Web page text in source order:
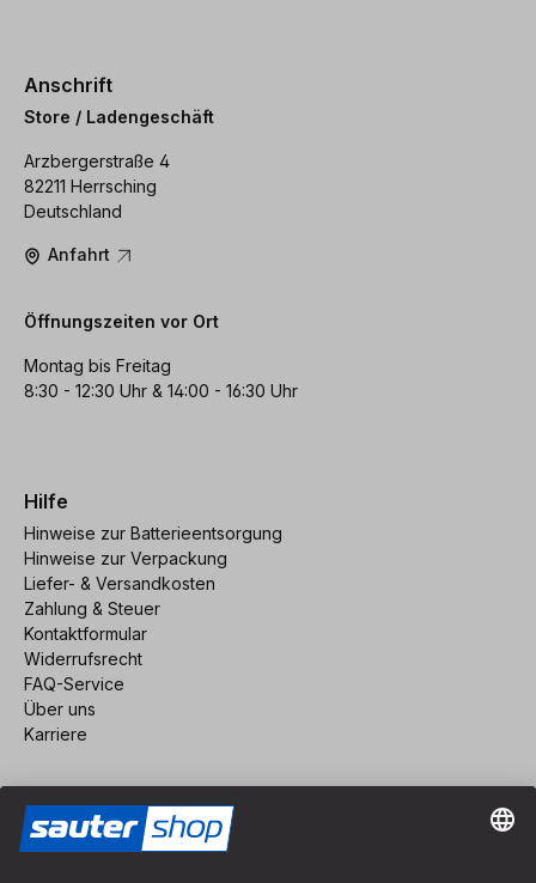
Anschrift
Store / Ladengeschäft
Arzbergerstraße 4
82211 Herrsching
Deutschland
Anfahrt
Öffnungszeiten vor Ort
Montag bis Freitag
8:30 - 12:30 Uhr & 14:00 - 16:30 Uhr
Hilfe
Hinweise zur Batterieentsorgung
Hinweise zur Verpackung
Liefer- & Versandkosten
Zahlung & Steuer
Kontaktformular
Widerrufsrecht
FAQ-Service
Über uns
Karriere